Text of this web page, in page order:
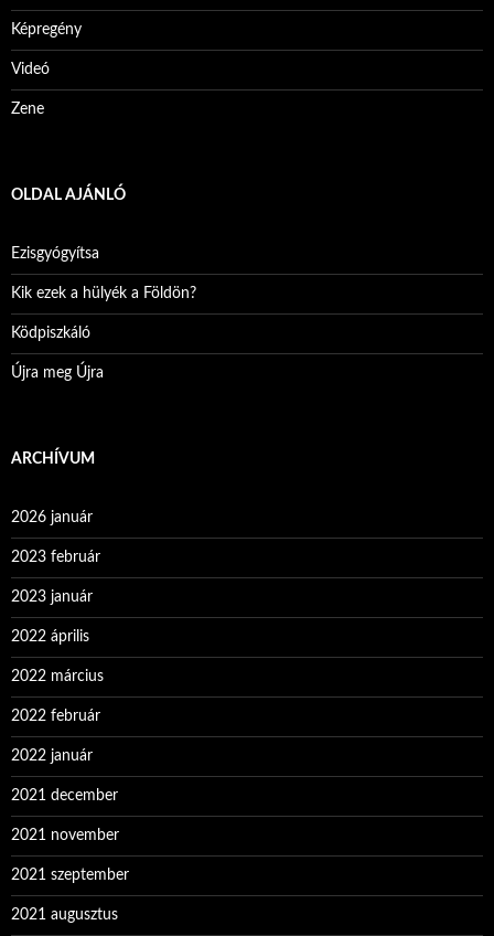
Képregény
Videó
Zene
OLDAL AJÁNLÓ
Ezisgyógyítsa
Kik ezek a hülyék a Földön?
Ködpiszkáló
Újra meg Újra
ARCHÍVUM
2026 január
2023 február
2023 január
2022 április
2022 március
2022 február
2022 január
2021 december
2021 november
2021 szeptember
2021 augusztus